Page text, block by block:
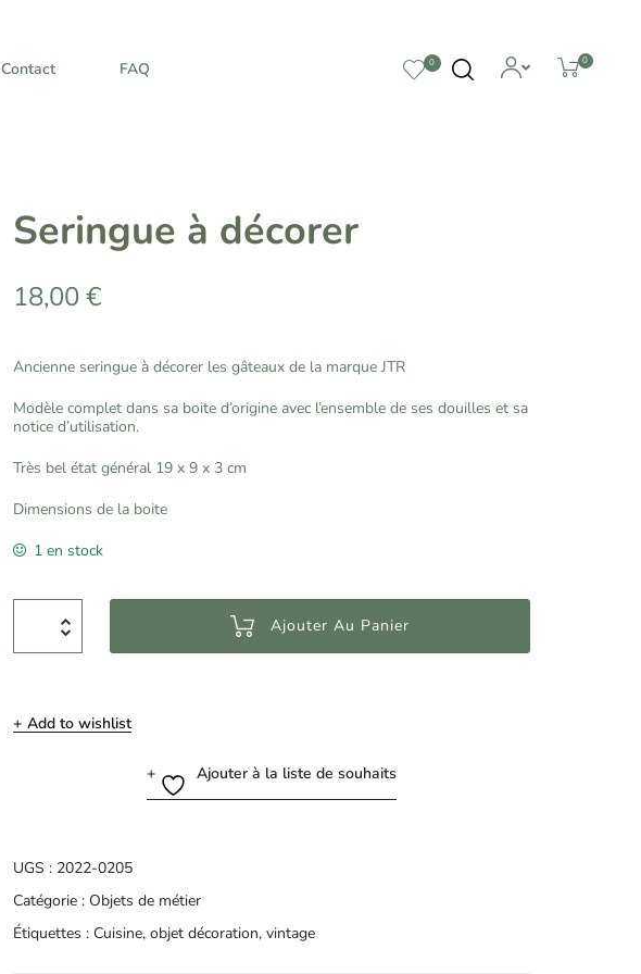
Contact FAQ 0 0
Seringue à décorer
18,00 €
Ancienne seringue à décorer les gâteaux de la marque JTR
Modèle complet dans sa boite d’origine avec l’ensemble de ses douilles et sa
notice d’utilisation.
Très bel état général 19 x 9 x 3 cm
Dimensions de la boite
1 en stock
Ajouter Au Panier
Add to wishlist
Ajouter à la liste de souhaits
UGS : 2022-0205
Catégorie : Objets de métier
Étiquettes : Cuisine, objet décoration, vintage